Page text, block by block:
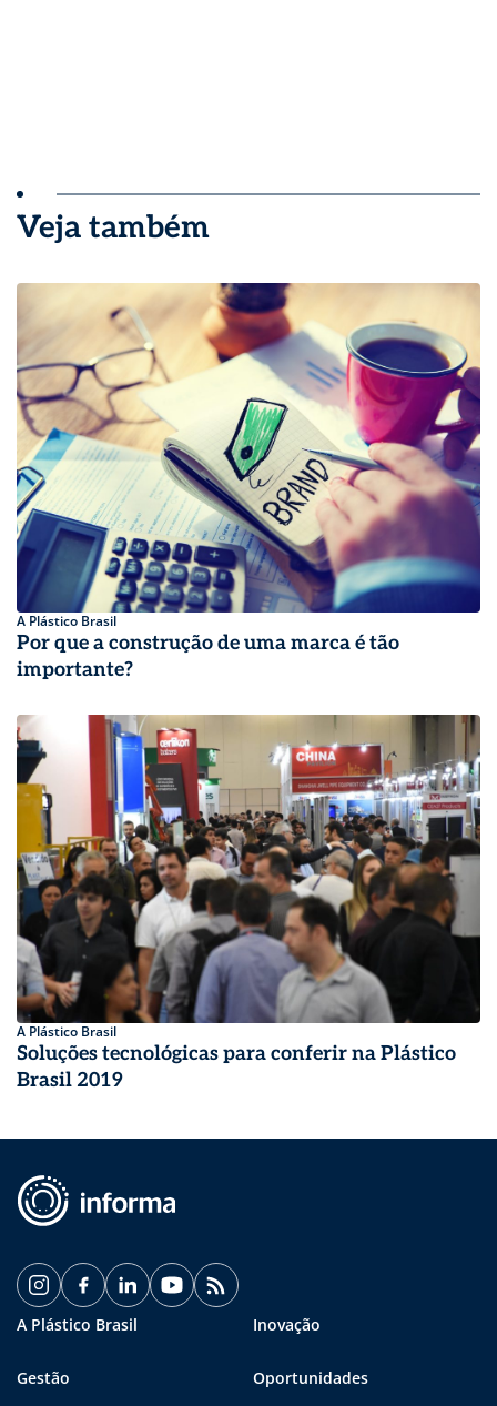
Veja também
A Plástico Brasil
Por que a construção de uma marca é tão
importante?
A Plástico Brasil
Soluções tecnológicas para conferir na Plástico
Brasil 2019
A Plástico Brasil Inovação
Gestão Oportunidades